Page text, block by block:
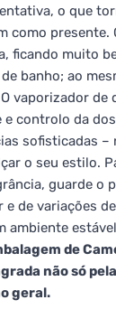
o que
como presente.
ficando muito
banho; ao
vaporizador de
controlo da
sofisticadas –
o seu estilo.
guarde o
de variações
ambiente
de
não só
geral.